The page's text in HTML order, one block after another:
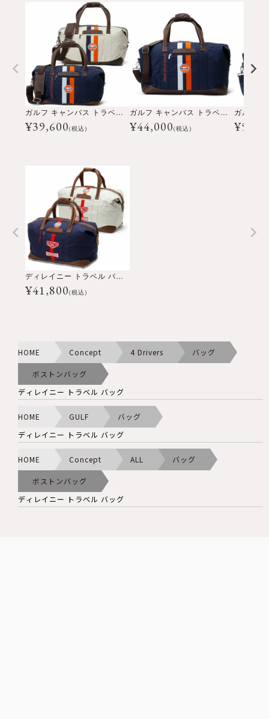
ガルフ キャンバス トラベルバッグ ミディアム
¥39,600(税込)
ガルフ キャンバス トラベルバッグ ビッグ
¥44,000(税込) ¥
ディレイニー トラベル バッグ
¥41,800(税込)
HOME Concept 4 Drivers バッグ
ボストンバッグ
ディレイニー トラベル バッグ
HOME GULF
バッグ
ディレイニー トラベル バッグ
HOME Concept ALL バッグ
ボストンバッグ
ディレイニー トラベル バッグ